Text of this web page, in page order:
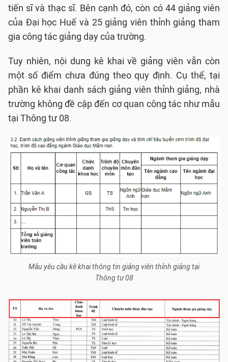
tiến sĩ và thạc sĩ. Bên cạnh đó, còn có 44 giảng viên
của Đại học Huế và 25 giảng viên thỉnh giảng tham
gia công tác giảng dạy của trường.
Tuy nhiên, nội dung kê khai về giảng viên vẫn còn
một số điểm chưa đúng theo quy định. Cụ thể, tại
phần kê khai danh sách giảng viên thỉnh giảng, nhà
trường không đề cập đến cơ quan công tác như mẫu
tại Thông tư 08.
Mẫu yêu cầu kê khai thông tin giảng viên thỉnh giảng tại
Thông tư 08